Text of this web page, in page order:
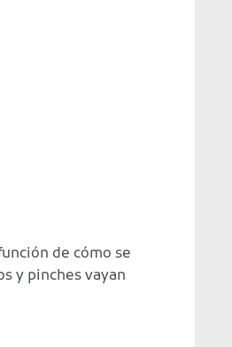
de cómo se
y pinches vayan